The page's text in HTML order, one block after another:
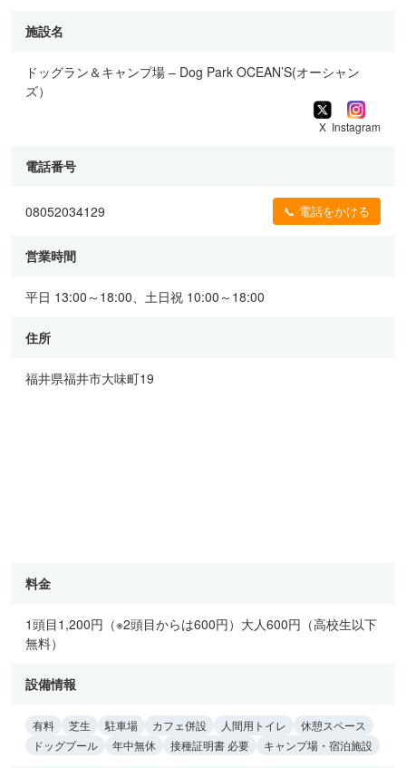
施設名
ドッグラン＆キャンプ場 – Dog Park OCEAN’S(オーシャン
ズ）
X Instagram
電話番号
08052034129 📞 電話をかける
営業時間
平日 13:00～18:00、土日祝 10:00～18:00
住所
福井県福井市大味町19
料金
1頭目1,200円（※2頭目からは600円）大人600円（高校生以下
無料）
設備情報
有料 芝生 駐車場 カフェ併設 人間用トイレ
休憩スペース
ドッグプール
年中無休 接種証明書 必要 キャンプ場・宿泊施設